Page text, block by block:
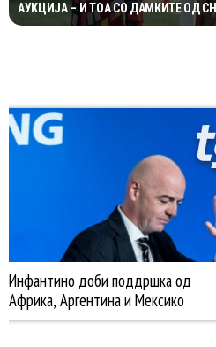
АУКЦИЈА – И ТОА СО ДАМКИТЕ ОД